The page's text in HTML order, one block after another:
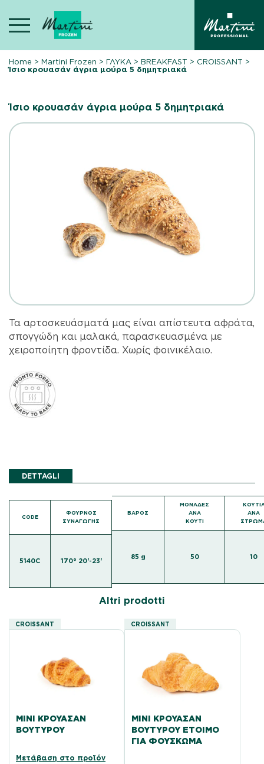
content
Home >Martini Frozen >ΓΛΥΚΑ >BREAKFAST > CROISSANT >
Ίσιο κρουασάν άγρια μούρα 5 δημητριακά
Ίσιο κρουασάν άγρια μούρα 5 δημητριακά
Τα αρτοσκευάσματά μας είναι απίστευτα αφράτα,
σπογγώδη και μαλακά, παρασκευασμένα με
χειροποίητη φροντίδα. Χωρίς φοινικέλαιο.
DETTAGLI
CODE
ΦΟΥΡΝΟΣ
ΣΥΝΑΓΩΓΗΣ
5140C 170° 20'-23'
ΒΑΡΟΣ
ΜΟΝΑΔΕΣ
ΑΝΑ
ΚΟΥΤΙ
ΑΝΑ
85 g 50 10
Altri prodotti
CROISSANT
ΜΊΝΙ ΚΡΟΥΑΣΆΝ
ΒΟΥΤΎΡΟΥ
Μετάβαση στο προϊόν
CROISSANT
ΜΊΝΙ ΚΡΟΥΑΣΆΝ
ΒΟΥΤΎΡΟΥ ΈΤΟΙΜΟ
ΓΙΑ ΦΟΎΣΚΩΜΑ